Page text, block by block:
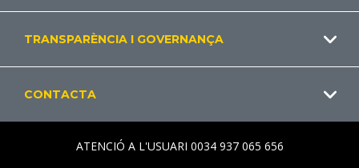
TRANSPARÈNCIA I GOVERNANÇA
CONTACTA
ATENCIÓ A L'USUARI 0034 937 065 656